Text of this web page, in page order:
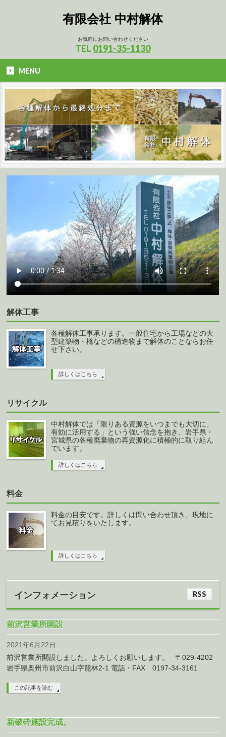
有限会社 中村解体
お気軽にお問い合わせください
TEL 0191-35-1130
MENU
解体工事
各種解体工事承ります。一般住宅から工場などの大
型建築物・橋などの構造物まで解体のことならお任
せ下さい。
詳しくはこちら
リサイクル
中村解体では「限りある資源をいつまでも大切に、
有効に活用する」という強い信念を抱き、岩手県・
宮城県の各種廃棄物の再資源化に積極的に取り組ん
でいます。
詳しくはこちら
料金
料金の目安です。詳しくは問い合わせ頂き、現地に
てお見積りをいたします。
詳しくはこちら
インフォメーション RSS
前沢営業所開設
2021年6月22日
前沢営業所開設しました。よろしくお願いします。 〒029-4202
岩手県奥州市前沢白山字籠林2-1 電話・FAX 0197-34-3161
この記事を読む
新破砕施設完成。